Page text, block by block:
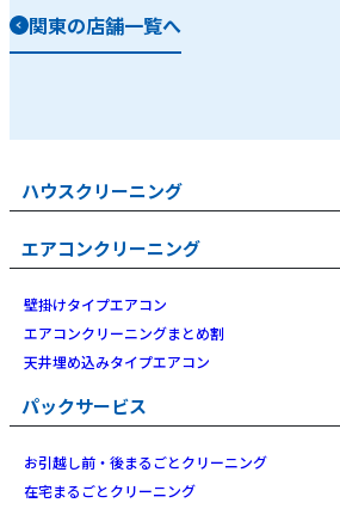
関東の店舗一覧へ
ハウスクリーニング
エアコンクリーニング
壁掛けタイプエアコン
エアコンクリーニングまとめ割
天井埋め込みタイプエアコン
パックサービス
お引越し前・後まるごとクリーニング
在宅まるごとクリーニング